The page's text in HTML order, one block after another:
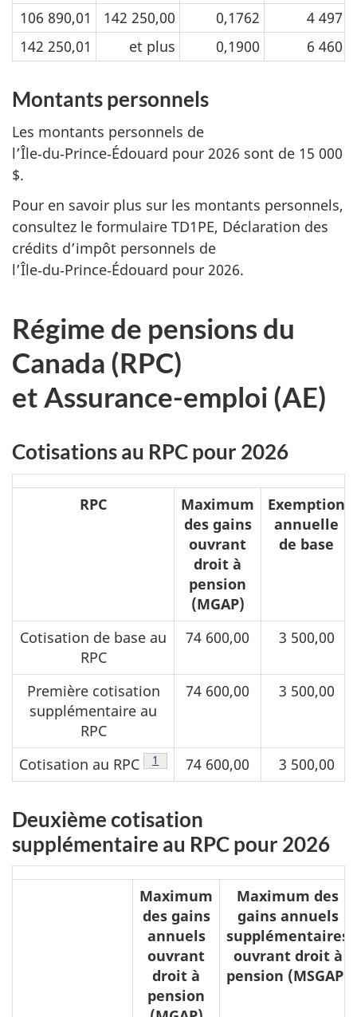
106 890,01
142 250,00 0,1762
4 497
142 250,01
et plus 0,1900 6 460
Montants personnels
Les montants personnels de
l’Île‑du‑Prince‑Édouard pour 2026 sont de 15 000
$.
Pour en savoir plus sur les montants personnels,
consultez le formulaire TD1PE, Déclaration des
crédits d’impôt personnels de
l’Île‑du‑Prince‑Édouard pour 2026.
Régime de pensions du
Canada (RPC)
et Assurance-emploi (AE)
Cotisations au RPC pour 2026
Cotisations
RPC
Maximum
des gains
ouvrant
droit à
pension
(MGAP)
Exemption
annuelle
de base
Cotisation de base au
RPC
74 600,00 3 500,00
Première cotisation
supplémentaire au
RPC
74 600,00 3 500,00
Cotisation au RPC Note de bas de page
1 74 600,00 3 500,00
Deuxième cotisation
supplémentaire au RPC pour 2026
Deuxième
Maximum
des gains
annuels
ouvrant
droit à
pension
Maximum des
gains annuels
supplémentaires
ouvrant droit à
pension (MSGAP)